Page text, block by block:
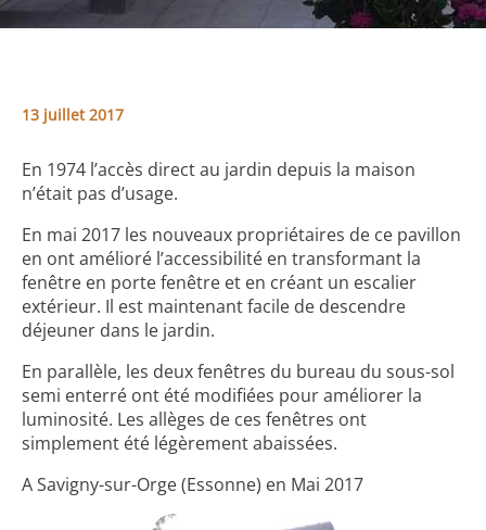
13 juillet 2017
En 1974 l’accès direct au jardin depuis la maison
n’était pas d’usage.
En mai 2017 les nouveaux propriétaires de ce pavillon
en ont amélioré l’accessibilité en transformant la
fenêtre en porte fenêtre et en créant un escalier
extérieur. Il est maintenant facile de descendre
déjeuner dans le jardin.
En parallèle, les deux fenêtres du bureau du sous-sol
semi enterré ont été modifiées pour améliorer la
luminosité. Les allèges de ces fenêtres ont
simplement été légèrement abaissées.
A Savigny-sur-Orge (Essonne) en Mai 2017